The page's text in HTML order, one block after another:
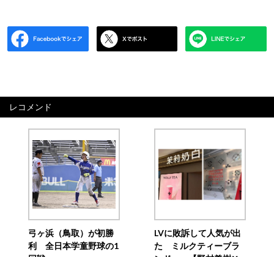
レコメンド
弓ヶ浜（鳥取）が初勝
利 全日本学童野球の1
LVに敗訴して人気が出
た ミルクティーブラ